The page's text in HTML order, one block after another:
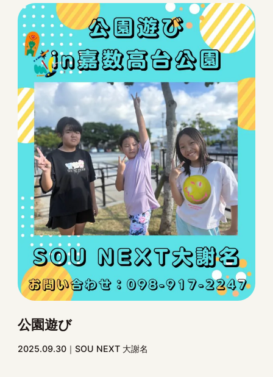
公園遊び
2025.09.30 SOU NEXT 大謝名